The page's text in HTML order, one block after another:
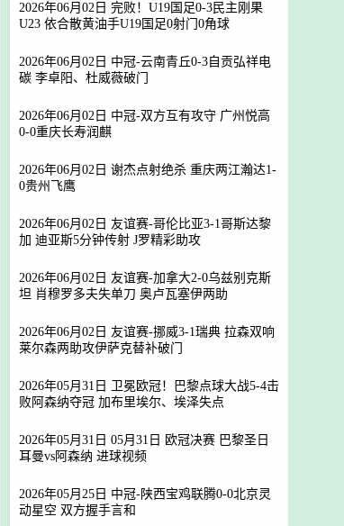
2026年06月02日 完败！U19国足0-3民主刚果
U23 依合散黄油手U19国足0射门0角球
2026年06月02日 中冠-云南青丘0-3自贡弘祥电
碳 李卓阳、杜威薇破门
2026年06月02日 中冠-双方互有攻守 广州悦高
0-0重庆长寿润麒
2026年06月02日 谢杰点射绝杀 重庆两江瀚达1-
0贵州飞鹰
2026年06月02日 友谊赛-哥伦比亚3-1哥斯达黎
加 迪亚斯5分钟传射 J罗精彩助攻
2026年06月02日 友谊赛-加拿大2-0乌兹别克斯
坦 肖穆罗多夫失单刀 奥卢瓦塞伊两助
2026年06月02日 友谊赛-挪威3-1瑞典 拉森双响
莱尔森两助攻伊萨克替补破门
2026年05月31日 卫冕欧冠！巴黎点球大战5-4击
败阿森纳夺冠 加布里埃尔、埃泽失点
2026年05月31日 05月31日 欧冠决赛 巴黎圣日
耳曼vs阿森纳 进球视频
2026年05月25日 中冠-陕西宝鸡联腾0-0北京灵
动星空 双方握手言和